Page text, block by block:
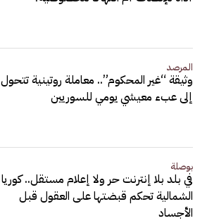
المرصد
وثيقة “غير المحكوم”.. معاملة روتينية تتحول
إلى عبء معيشي يومي للسوريين
بوصلة
في بلد بلا إنترنت حر ولا إعلام مستقل.. كوريا
الشمالية تحكم قبضتها على العقول قبل
الأجساد